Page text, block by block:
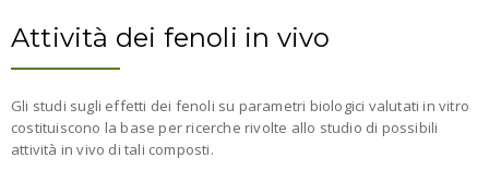
Attività dei fenoli in vivo
Gli studi sugli effetti dei fenoli su parametri biologici valutati in vitro
costituiscono la base per ricerche rivolte allo studio di possibili
attività in vivo di tali composti.